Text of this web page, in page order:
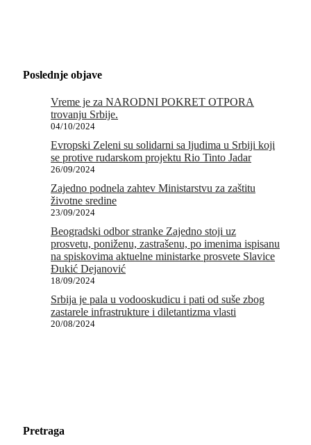
Poslednje objave
Vreme je za NARODNI POKRET OTPORA
trovanju Srbije.
04/10/2024
Evropski Zeleni su solidarni sa ljudima u Srbiji koji
se protive rudarskom projektu Rio Tinto Jadar
26/09/2024
Zajedno podnela zahtev Ministarstvu za zaštitu
životne sredine
23/09/2024
Beogradski odbor stranke Zajedno stoji uz
prosvetu, poniženu, zastrašenu, po imenima ispisanu
na spiskovima aktuelne ministarke prosvete Slavice
Đukić Dejanović
18/09/2024
Srbija je pala u vodooskudicu i pati od suše zbog
zastarele infrastrukture i diletantizma vlasti
20/08/2024
Pretraga